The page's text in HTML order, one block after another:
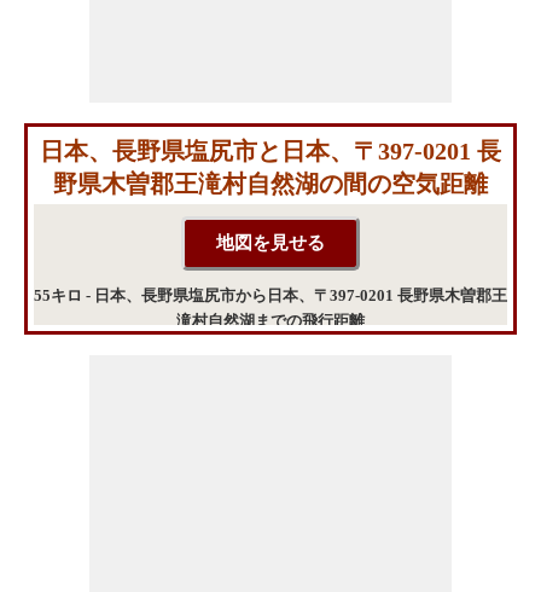
日本、長野県塩尻市と日本、〒397-0201 長
野県木曽郡王滝村自然湖の間の空気距離
55キロ - 日本、長野県塩尻市から日本、〒397-0201 長野県木曽郡王
滝村自然湖までの飛行距離